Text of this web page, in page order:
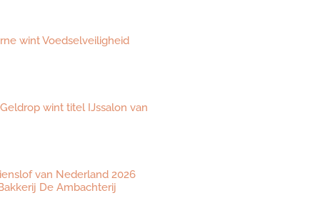
wint Voedselveiligheid
wint titel IJssalon van
van Nederland 2026
De Ambachterij